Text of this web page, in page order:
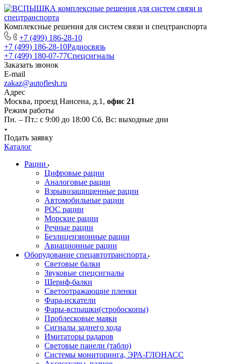
Комплексные решения для систем связи и спецтранспорта
+7 (499) 186-28-10
+7 (499) 186-28-10Радиосвязь
+7 (499) 180-07-77Спецсигналы
Заказать звонок
E-mail
zakaz@autoflesh.ru
Адрес
Москва, проезд Нансена, д.1, офис 21
Режим работы
Пн. – Пт.: с 9:00 до 18:00 Cб, Вс: выходные дни
Подать заявку
Каталог
Рации
Цифровые рации
Аналоговые рации
Взрывозащищенные рации
Автомобильные рации
POC рации
Морские рации
Речные рации
Безлицензионные рации
Авиационные рации
Оборудование спецавтотранспорта
Световые балки
Звуковые спецсигналы
Шериф-балки
Светоотражающие пленки
Фара-искатели
Фары-вспышки(стробоскопы)
Проблесковые маяки
Сигналы заднего хода
Имитаторы радаров
Световые панели (табло)
Системы мониторинга, ЭРА-ГЛОНАСС